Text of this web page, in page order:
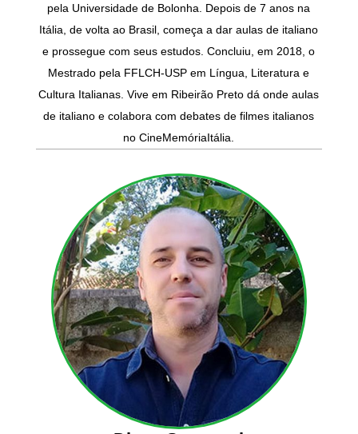
pela Universidade de Bolonha. Depois de 7 anos na
Itália, de volta ao Brasil, começa a dar aulas de italiano
e prossegue com seus estudos. Concluiu, em 2018, o
Mestrado pela FFLCH-USP em Língua, Literatura e
Cultura Italianas. Vive em Ribeirão Preto dá onde aulas
de italiano e colabora com debates de filmes italianos
no CineMemóriaItália.